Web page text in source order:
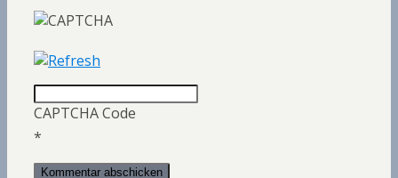
CAPTCHA Code
*